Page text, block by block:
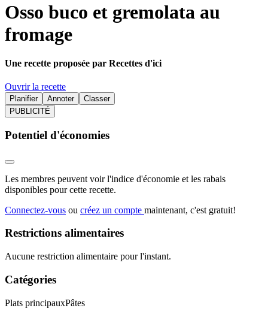
Osso buco et gremolata au
fromage
Une recette proposée par Recettes d'ici
Ouvrir la recette
Planifier Annoter
Classer
PUBLICITÉ
Potentiel d'économies
Les membres peuvent voir l'indice d'économie et les rabais
disponibles pour cette recette.
Connectez-vous ou créez un compte maintenant, c'est gratuit!
Restrictions alimentaires
Aucune restriction alimentaire pour l'instant.
Catégories
Plats principauxPâtes